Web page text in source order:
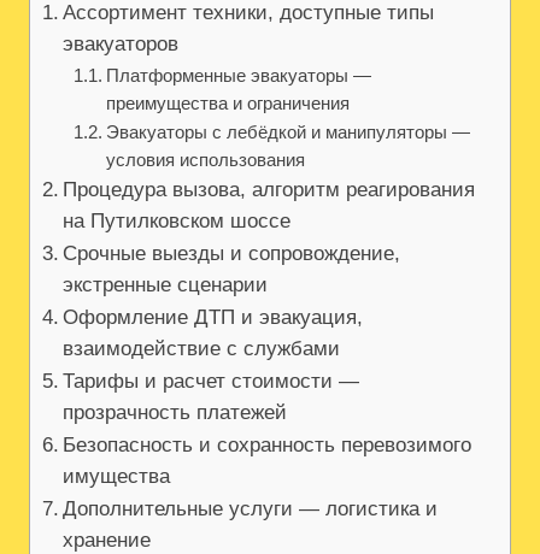
Ассортимент техники, доступные типы
эвакуаторов
Платформенные эвакуаторы —
преимущества и ограничения
Эвакуаторы с лебёдкой и манипуляторы —
условия использования
Процедура вызова, алгоритм реагирования
на Путилковском шоссе
Срочные выезды и сопровождение,
экстренные сценарии
Оформление ДТП и эвакуация,
взаимодействие с службами
Тарифы и расчет стоимости —
прозрачность платежей
Безопасность и сохранность перевозимого
имущества
Дополнительные услуги — логистика и
хранение